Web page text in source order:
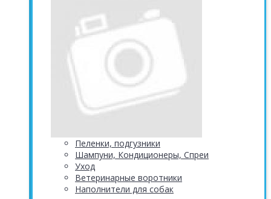
Пеленки, подгузники
Шампуни, Кондиционеры, Спреи
Уход
Ветеринарные воротники
Наполнители для собак